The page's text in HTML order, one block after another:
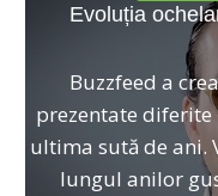
Evoluția
Buzzfeed a
prezentate
ultima sută de ani.
lungul anilor